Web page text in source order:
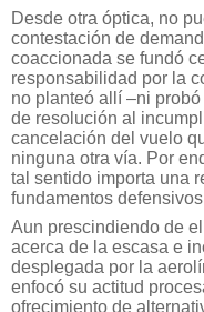
Desde otra óptica, no
contestación de
coaccionada se fundó
responsabilidad por la
no planteó allí –ni
de resolución al
cancelación del vuelo
ninguna otra vía. Por
tal sentido importa una
fundamentos
Aun prescindiendo de
acerca de la escasa e
desplegada por la
enfocó su actitud
ofrecimiento de